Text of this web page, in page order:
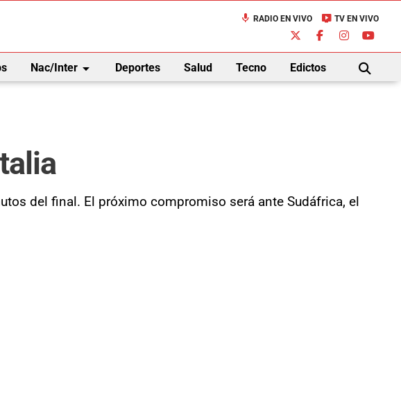
mic RADIO EN VIVO live_tv TV EN VIVO
Nac/Interarrow_drop_down Deportes Salud Tecno Edictos
BUSCAR
del final. El próximo compromiso será ante Sudáfrica, el